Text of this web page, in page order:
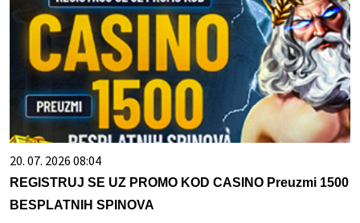
20. 07. 2026 08:04
REGISTRUJ SE UZ PROMO KOD CASINO Preuzmi 1500
BESPLATNIH SPINOVA